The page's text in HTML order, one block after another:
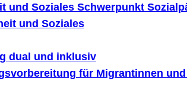
und Soziales Schwerpunkt
und Soziales
dual und inklusiv
für Migrantinnen